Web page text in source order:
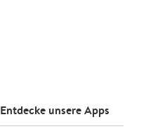
Entdecke unsere Apps